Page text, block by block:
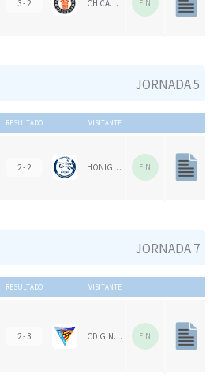
3 - 2 CH CARPESA FIN
JORNADA 5
RESULTADO VISITANTE
2 - 2 HONIGVÖGEL HH 79 FIN
JORNADA 7
RESULTADO VISITANTE
2 - 3 CD GINER DE LOS RÍOS FIN